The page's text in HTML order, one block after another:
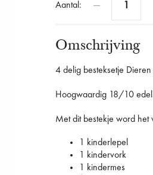
Aantal:
Omschrijving
4 delig besteksetje Dieren
Hoogwaardig 18/10
Met dit bestekje word het
1 kinderlepel
1 kindervork
1 kindermes